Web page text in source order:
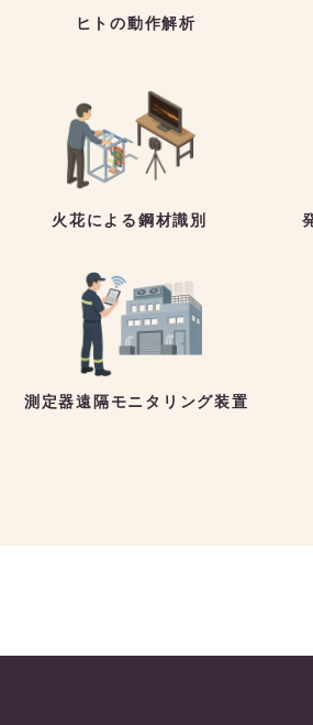
ヒトの動作解析
火花による鋼材識別
測定器遠隔モニタリング装置